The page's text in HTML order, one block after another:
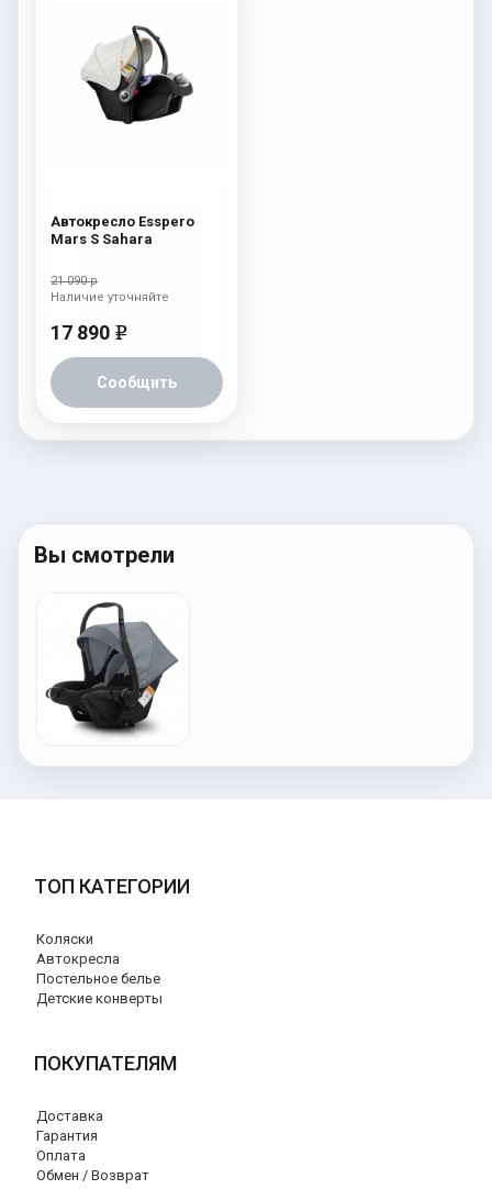
Автокресло Esspero
Mars S Sahara
21 090 р
17 890 e
Сообщить
Наличие уточняйте
Вы смотрели
ТОП КАТЕГОРИИ
Коляски
Автокресла
Постельное белье
Детские конверты
ПОКУПАТЕЛЯМ
Доставка
Гарантия
Оплата
Обмен / Возврат